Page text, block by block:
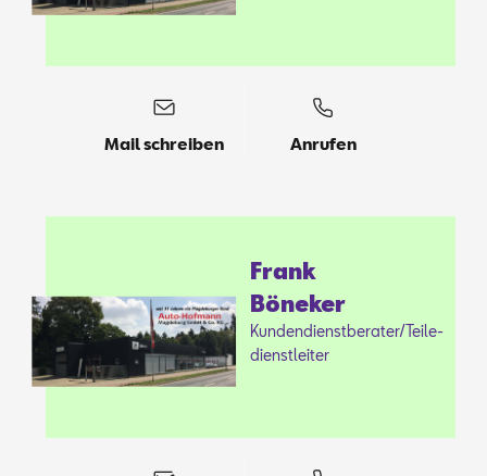
Mail schreiben Anrufen
Frank
Bö­neker
Kun­den­dienst­be­ra­ter/Tei­le­
dienst­lei­ter